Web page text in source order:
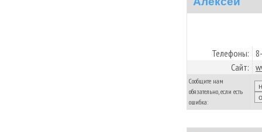
Телефоны:
Сайт:
Сообщите нам
обязательно, если есть
ошибка: